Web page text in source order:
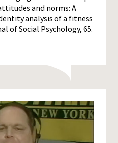
and norms: A
analysis of a fitness
of Social Psychology, 65.